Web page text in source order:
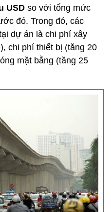
USD so với tổng mức
đó. Trong đó, các
dự án là chi phí xây
chi phí thiết bị (tăng 20
mặt bằng (tăng 25